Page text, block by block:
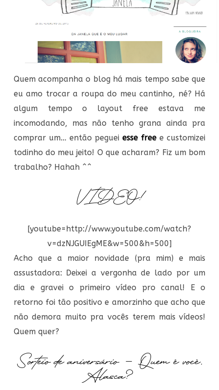
Quem acompanha o blog há mais tempo sabe que
eu amo trocar a roupa do meu cantinho, né? Há
algum tempo o layout free estava me
incomodando, mas não tenho grana ainda pra
comprar um… então pegueiesse free e customizei
todinho do meu jeito! O que acharam? Fiz um bom
trabalho? Hahah ^^
VÍDEO!
[youtube=http://www.youtube.com/watch?
v=dzNJGUIEgME&w=500&h=500]
Acho que a maior novidade (pra mim) e mais
assustadora: Deixei a vergonha de lado por um
dia e gravei o primeiro vídeo pro canal! E o
retorno foi tão positivo e amorzinho que acho que
não demora muito pra vocês terem mais vídeos!
Quem quer?
Sorteio de aniversário – Quem é você,
Alasca?